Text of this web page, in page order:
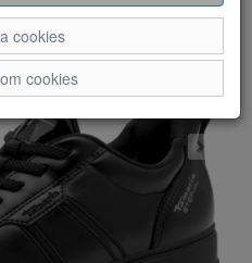
cookies
cookies